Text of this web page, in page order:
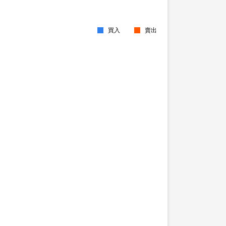
買入 賣出